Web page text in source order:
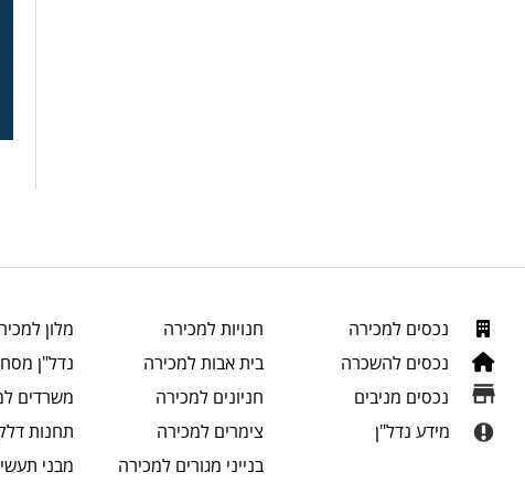
נכסים למכירה
נכסים להשכרה
נכסים מניבים
מידע נדל"ן
חנויותלמכירה
בית אבותלמכירה
חניונים למכירה
צימרים למכירה
בנייני מגורים למכירה
מלון
נדל"ן
משרדים
תחנות
מבני